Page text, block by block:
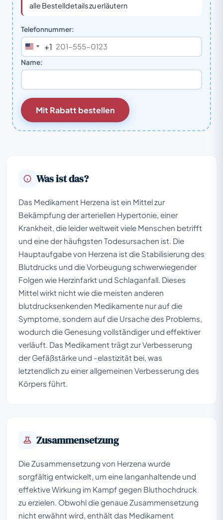
alle Bestelldetails zu erläutern
Telefonnummer:
United
States
+1
Name:
Mit Rabatt bestellen
Was ist das?
Das Medikament Herzena ist ein Mittel zur
Bekämpfung der arteriellen Hypertonie, einer
Krankheit, die leider weltweit viele Menschen betrifft
und eine der häufigsten Todesursachen ist. Die
Hauptaufgabe von Herzena ist die Stabilisierung des
Blutdrucks und die Vorbeugung schwerwiegender
Folgen wie Herzinfarkt und Schlaganfall. Dieses
Mittel wirkt nicht wie die meisten anderen
blutdrucksenkenden Medikamente nur auf die
Symptome, sondern auf die Ursache des Problems,
wodurch die Genesung vollständiger und effektiver
verläuft. Das Medikament trägt zur Verbesserung
der Gefäßstärke und -elastizität bei, was
letztendlich zu einer allgemeinen Verbesserung des
Körpers führt.
Zusammensetzung
Die Zusammensetzung von Herzena wurde
sorgfältig entwickelt, um eine langanhaltende und
effektive Wirkung im Kampf gegen Bluthochdruck
zu erzielen. Obwohl die genaue Zusammensetzung
nicht erwähnt wird, enthält das Medikament